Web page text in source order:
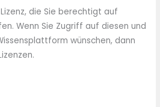
die Sie berechtigt auf
Wenn Sie Zugriff auf diesen und
wünschen, dann